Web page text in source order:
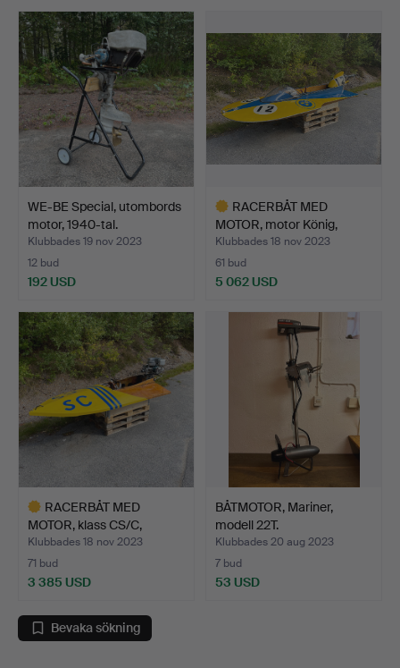
WE-BE Special, utombords
motor, 1940-tal.
Klubbades 19 nov 2023
12 bud
192 USD
RACERBÅT MED
MOTOR, motor König,
Tyskland,…
Klubbades 18 nov 2023
61 bud
5 062 USD
RACERBÅT MED
MOTOR, klass CS/C,
"Galosch",…
Klubbades 18 nov 2023
71 bud
3 385 USD
föremål
BÅTMOTOR, Mariner,
modell 22T.
Klubbades 20 aug 2023
7 bud
53 USD
Bevaka sökning